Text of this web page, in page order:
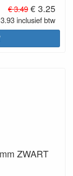
€ 3.49€ 3.25
inclusief btw
ZWART